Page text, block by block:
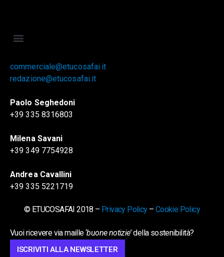
commerciale@etucosafai.it
redazione@etucosafai.it
Paolo Seghedoni
+39 335 8316803
Milena Savani
+39 349 7754928
Andrea Cavallini
+39 335 5221719
© ETUCOSAFAI 2018 – Privacy Policy– Cookie Policy
Vuoi ricevere via maille ‘buone notizie’ della sostenibilità?
ISCRIVITI ALLA NEWSLETTER